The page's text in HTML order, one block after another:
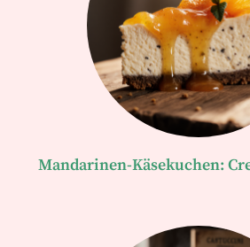
Mandarinen-Käsekuchen: